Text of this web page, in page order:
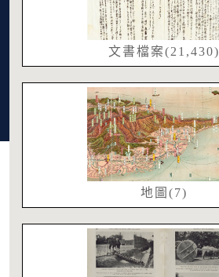
文書檔案(21,430)
地圖(7)